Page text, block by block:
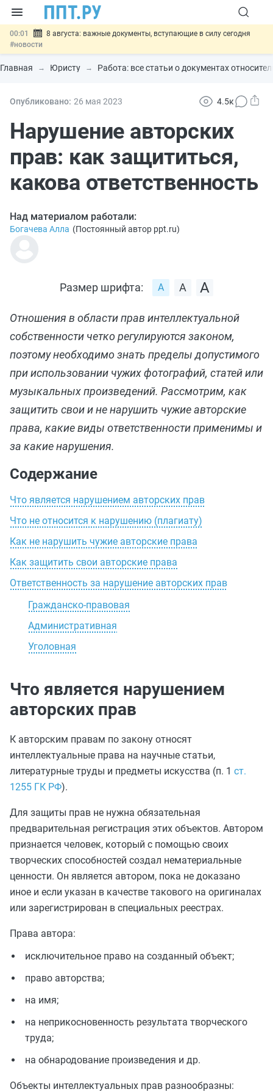
00:01
8 августа: важные документы, вступающие в силу сегодня
#новости
07.08 Подписан закон о блокировке продажи опасных товаров через
«Честный знак»#новости
07.08 Госпошлину за устранение ошибок в документах предлагают
07.08
отношений#новости
Главная Юристу Работа: все статьи о документах
Опубликовано: 26 мая 2023 4.5к
Нарушение авторских
прав: как защититься,
какова ответственность
Над материалом работали:
Богачева Алла (Постоянный автор ppt.ru)
Размер шрифта:
Отношения в области прав интеллектуальной
собственности четко регулируются законом,
поэтому необходимо знать пределы допустимого
при использовании чужих фотографий, статей или
музыкальных произведений. Рассмотрим, как
защитить свои и не нарушить чужие авторские
права, какие виды ответственности применимы и
за какие нарушения.
Содержание
Что является нарушением авторских прав
Что не относится к нарушению (плагиату)
Как не нарушить чужие авторские права
Как защитить свои авторские права
Ответственность за нарушение авторских прав
Гражданско-правовая
Административная
Уголовная
Что является нарушением
авторских прав
К авторским правам по закону относят
интеллектуальные права на научные статьи,
литературные труды и предметы искусства (п. 1 ст.
1255 ГК РФ).
Для защиты прав не нужна обязательная
предварительная регистрация этих объектов. Автором
признается человек, который с помощью своих
творческих способностей создал нематериальные
ценности. Он является автором, пока не доказано
иное и если указан в качестве такового на оригиналах
или зарегистрирован в специальных реестрах.
Права автора:
исключительное право на созданный объект;
право авторства;
на имя;
на неприкосновенность результата творческого
труда;
на обнародование произведения и др.
Объекты интеллектуальных прав разнообразны: